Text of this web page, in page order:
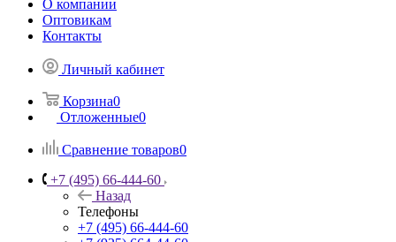
О компании
Оптовикам
Контакты
Личный кабинет
Корзина0
Отложенные0
Сравнение товаров0
+7 (495) 66-444-60
Назад
Телефоны
+7 (495) 66-444-60